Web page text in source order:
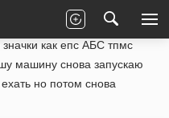
A6
значки как епс АБС тпмс
машину снова запускаю
но потом снова